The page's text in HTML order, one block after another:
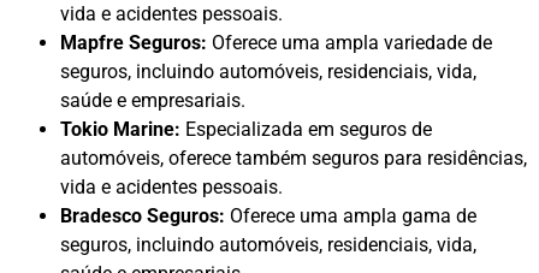
vida e acidentes pessoais.
Mapfre Seguros: Oferece uma ampla variedade de
seguros, incluindo automóveis, residenciais, vida,
saúde e empresariais.
Tokio Marine: Especializada em seguros de
automóveis, oferece também seguros para residências,
vida e acidentes pessoais.
Bradesco Seguros: Oferece uma ampla gama de
seguros, incluindo automóveis, residenciais, vida,